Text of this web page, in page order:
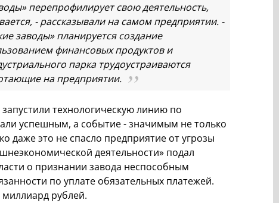
перепрофилирует свою деятельность,
- рассказывали на самом предприятии. -
заводы» планируется создание
финансовых продуктов и
парка трудоустраиваются
на предприятии.
запустили технологическую линию по
успешным, а событие - значимым не только
даже это не спасло предприятие от угрозы
деятельности» подал
о признании завода неспособным
по уплате обязательных платежей.
рублей.